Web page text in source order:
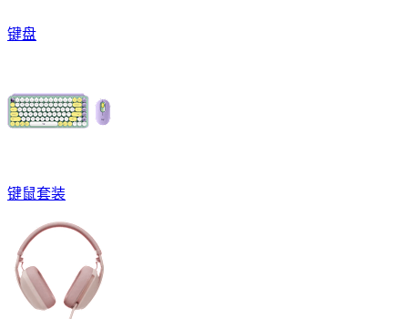
键盘
键鼠套装